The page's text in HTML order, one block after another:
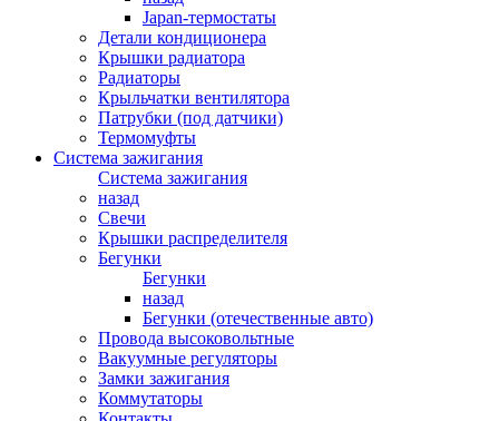
Japan-термостаты
Детали кондиционера
Крышки радиатора
Радиаторы
Крыльчатки вентилятора
Патрубки (под датчики)
Термомуфты
Система зажигания
Система зажигания
назад
Свечи
Крышки распределителя
Бегунки
Бегунки
назад
Бегунки (отечественные авто)
Провода высоковольтные
Вакуумные регуляторы
Замки зажигания
Коммутаторы